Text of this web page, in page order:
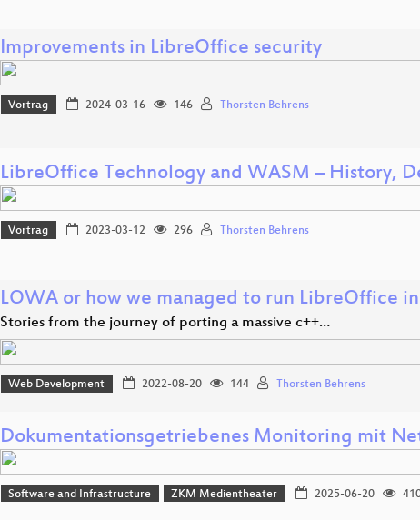
Improvements in LibreOffice security
Vortrag 2024-03-16 146 Thorsten Behrens
LibreOffice Technology and WASM – History,
Vortrag 2023-03-12 296 Thorsten Behrens
LOWA or how we managed to run LibreOffice
Stories from the journey of porting a massive c++…
Web Development 2022-08-20 144 Thorsten Behrens
Dokumentationsgetriebenes Monitoring mit
Software and Infrastructure ZKM Medientheater 2025-06-20